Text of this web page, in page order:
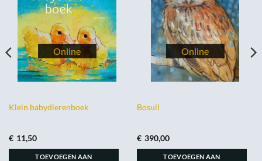
Klein babydierenboek
€ 11,50
TOEVOEGEN AAN
Bosuil
€ 390,00
TOEVOEGEN AAN